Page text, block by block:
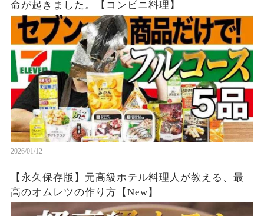
命が起きました。【コンビニ料理】
2026/01/12
【永久保存版】元高級ホテル料理人が教える、最
高のオムレツの作り方【New】